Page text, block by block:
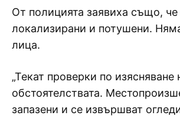
От полицията заявиха също,
локализирани и потушени.
лица.
„Текат проверки по изясняване
обстоятелствата.
запазени и се извършват